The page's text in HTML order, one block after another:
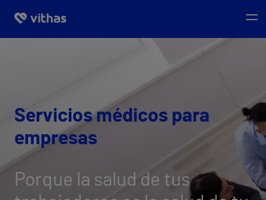
Servicios médicos para
empresas
Porque la salud de tus